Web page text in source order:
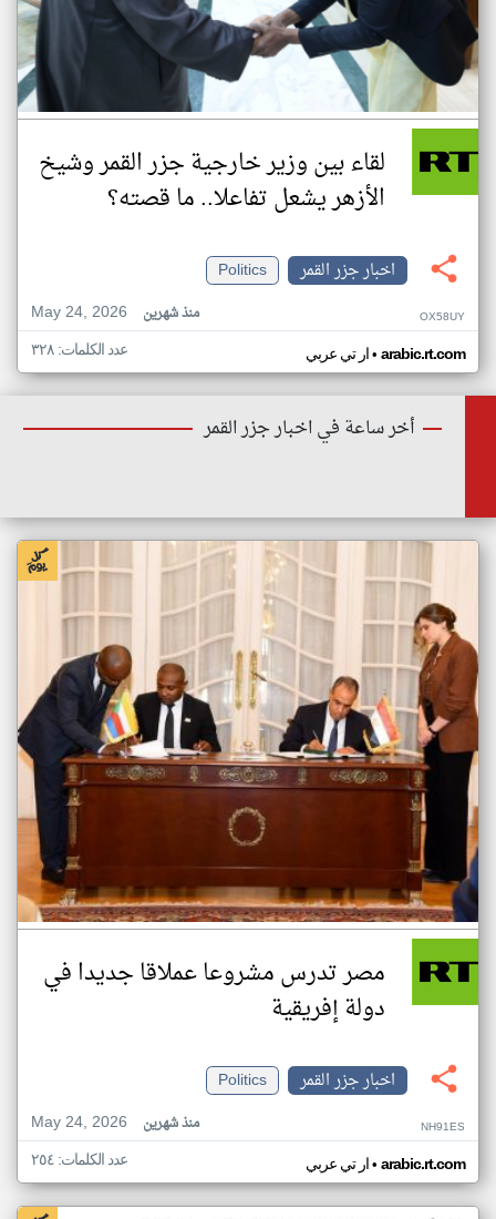
لقاء بين وزير خارجية جزر القمر وشيخ
الأزهر يشعل تفاعلا.. ما قصته؟
اخبار جزر القمر
Politics
May 24, 2026
منذ شهرين OX58UY
ار تي عربي• arabic.rt.com عدد الكلمات: ٣٢٨
أخر ساعة في اخبار جزر القمر
مصر تدرس مشروعا عملاقا جديدا في
دولة إفريقية
اخبار جزر القمر
Politics
May 24, 2026
منذ شهرين NH91ES
ار تي عربي• arabic.rt.com عدد الكلمات: ٢٥٤